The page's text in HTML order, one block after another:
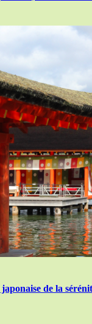
de la